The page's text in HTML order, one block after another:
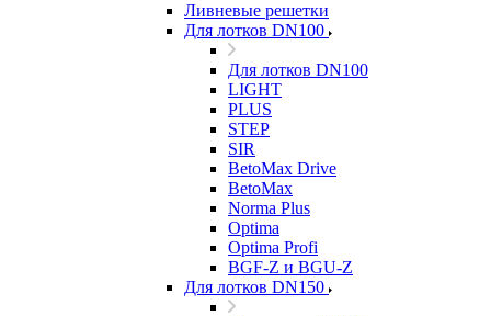
Ливневые решетки
Для лотков DN100
Для лотков DN100
LIGHT
PLUS
STEP
SIR
BetoMax Drive
BetoMax
Norma Plus
Optima
Optima Profi
BGF-Z и BGU-Z
Для лотков DN150